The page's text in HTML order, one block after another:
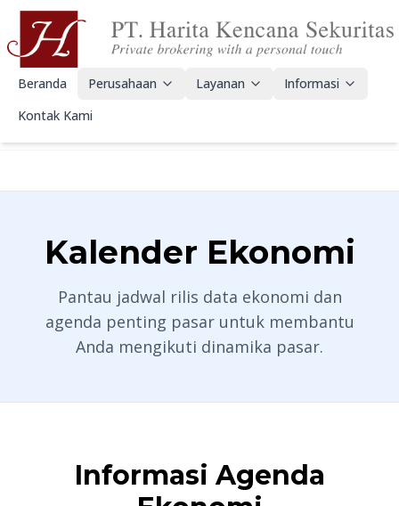
Beranda Perusahaan Layanan
Informasi
Kontak Kami
Kalender Ekonomi
Pantau jadwal rilis data ekonomi dan
agenda penting pasar untuk membantu
Anda mengikuti dinamika pasar.
Informasi Agenda